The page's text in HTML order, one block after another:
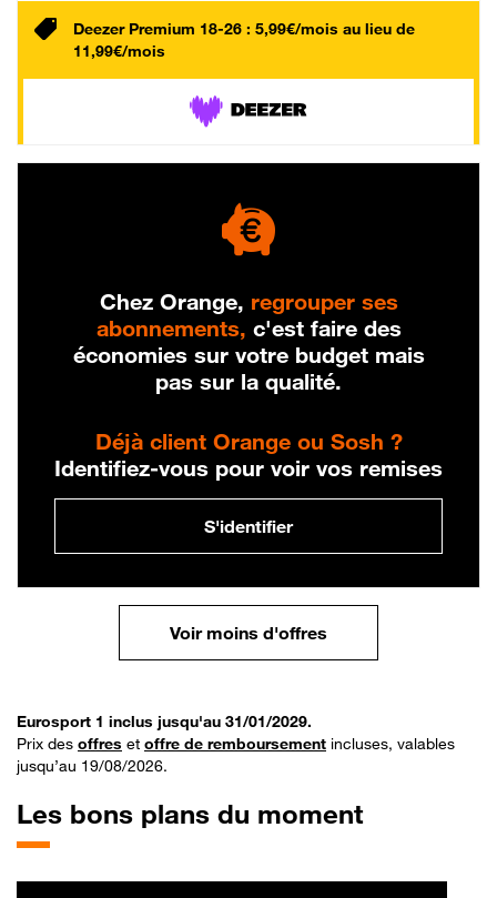
Deezer Premium 18-26 : 5,99€/mois au lieu de
11,99€/mois
Chez Orange, regrouper ses
abonnements, c'est faire des
économies sur votre budget mais
pas sur la qualité.
Déjà client Orange ou Sosh ?
Identifiez-vous pour voir vos remises
S'identifier
Voir moins d'offres
Eurosport 1 inclus jusqu'au 31/01/2029.
Prix des offres et offre de remboursement incluses, valables
jusqu’au 19/08/2026.
Les bons plans du moment